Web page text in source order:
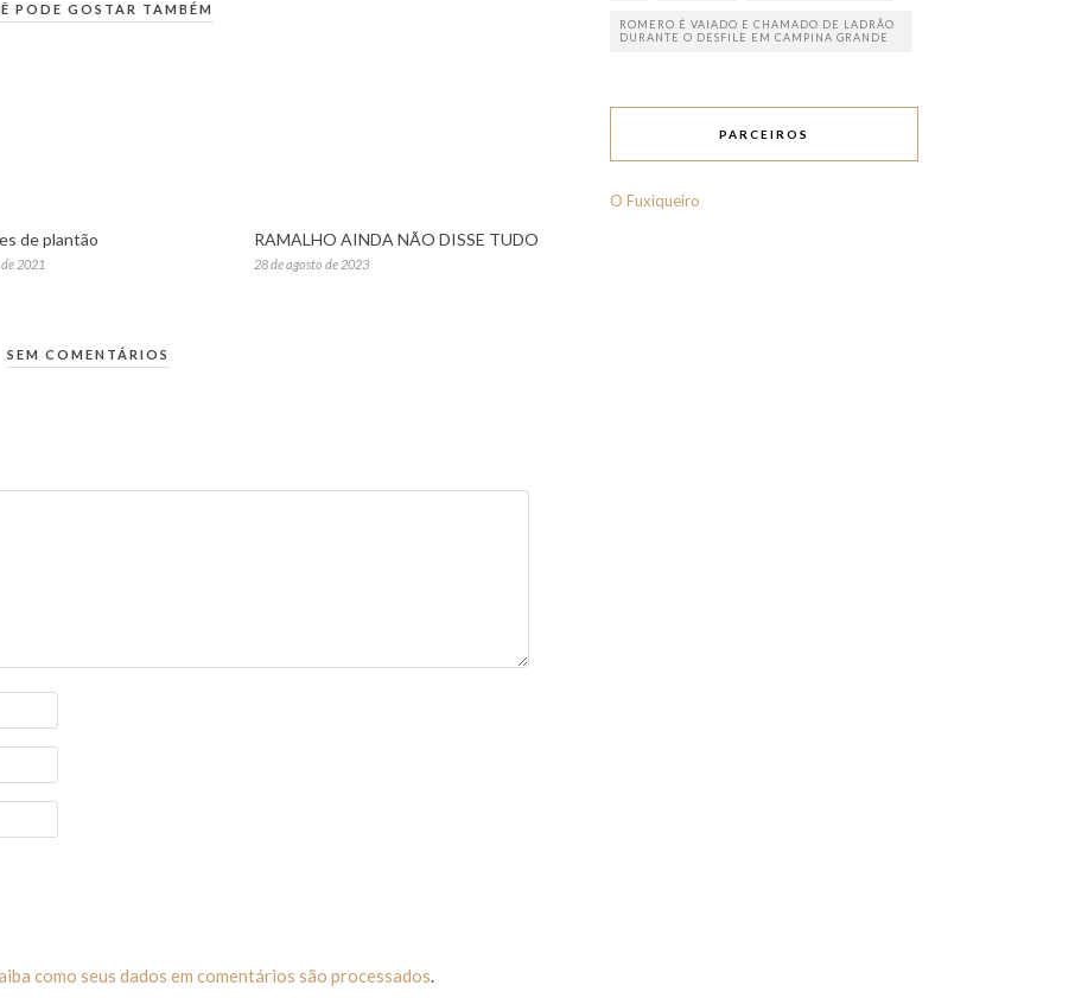
PODE GOSTAR TAMBÉM
de plantão
2021
RAMALHO AINDA NÃO DISSE TUDO
28 de agosto de 2023
SEM COMENTÁRIOS
como seus dados em comentários são processados.
ROMERO É VAIADO E CHAMADO DE LADRÃO
DURANTE O DESFILE EM CAMPINA GRANDE
PARCEIROS
O Fuxiqueiro